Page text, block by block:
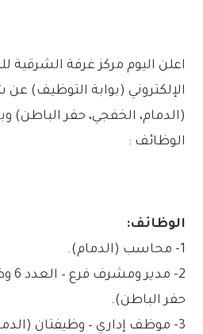
اعلن اليوم مركز غرفة الشرقية
الإلكتروني (بوابة التوظيف)
(الدمام، الخفجي، حفر الباطن)
الوظائف :
الوظائف:
1- محاسب (الدمام).
2-
حفر الباطن).
3- موظف إداري – وظيفتان (الدمام).